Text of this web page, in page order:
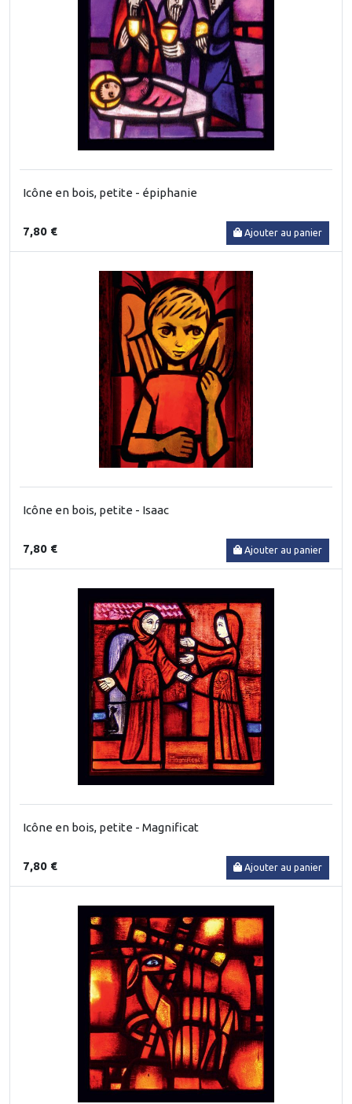
Icône en bois, petite - épiphanie
7,80 € Ajouter au panier
Icône en bois, petite - Isaac
7,80 € Ajouter au panier
Icône en bois, petite - Magnificat
7,80 € Ajouter au panier